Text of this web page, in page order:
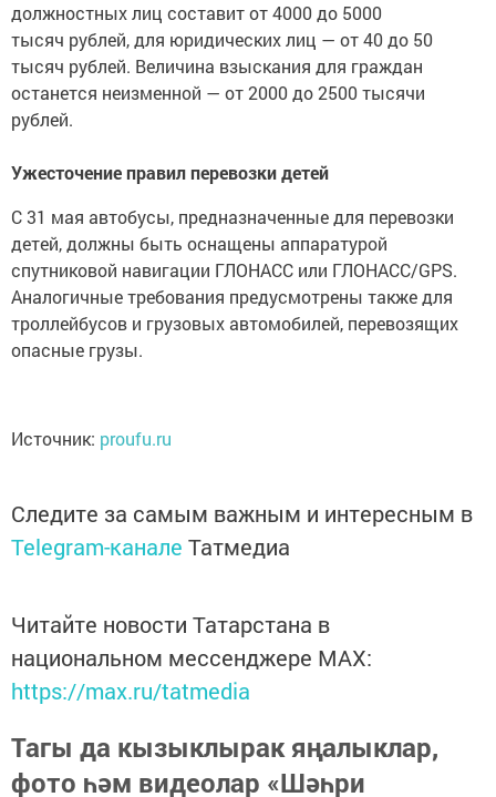
должностных лиц составит от 4000 до 5000
тысяч рублей, для юридических лиц — от 40 до 50
тысяч рублей. Величина взыскания для граждан
останется неизменной — от 2000 до 2500 тысячи
рублей.
Ужесточение правил перевозки детей
С 31 мая автобусы, предназначенные для перевозки
детей, должны быть оснащены аппаратурой
спутниковой навигации ГЛОНАСС или ГЛОНАСС/GPS.
Аналогичные требования предусмотрены также для
троллейбусов и грузовых автомобилей, перевозящих
опасные грузы.
Источник: proufu.ru
Следите за самым важным и интересным в
Telegram-канале Татмедиа
Читайте новости Татарстана в
национальном мессенджере MАХ:
https://max.ru/tatmedia
Тагы да кызыклырак яңалыклар,
фото һәм видеолар «Шәһри